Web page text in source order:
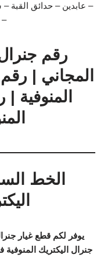
– عابدين – حدائق القبة
–
رقم جنرال
المجاني |
المنوفية
الخط
يوفر لكم قطع غيار